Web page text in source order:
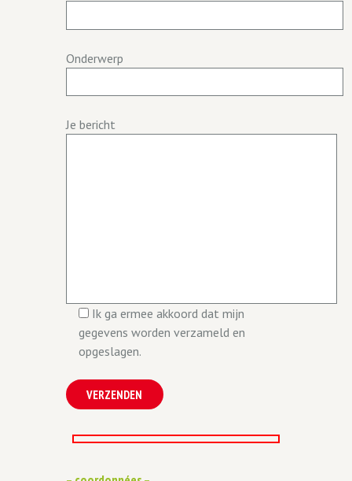
Onderwerp
Je bericht
Ik ga ermee akkoord dat mijn
gegevens worden verzameld en
opgeslagen.